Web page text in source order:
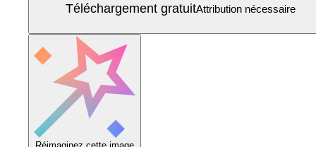
Téléchargement gratuitAttribution nécessaire